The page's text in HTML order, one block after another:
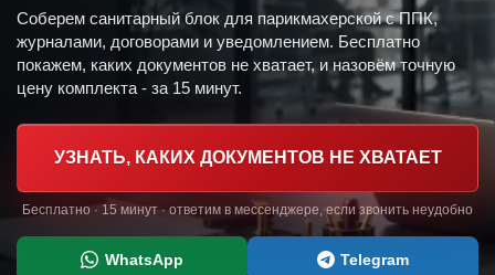
Соберем санитарный блок для парикмахерской с ППК,
журналами, договорами и уведомлением. Бесплатно
покажем, каких документов не хватает, и назовём точную
цену комплекта - за 15 минут.
УЗНАТЬ, КАКИХ ДОКУМЕНТОВ НЕ ХВАТАЕТ
Бесплатно · 15 минут · ответим в мессенджере, если звонить неудобно
WhatsApp Telegram